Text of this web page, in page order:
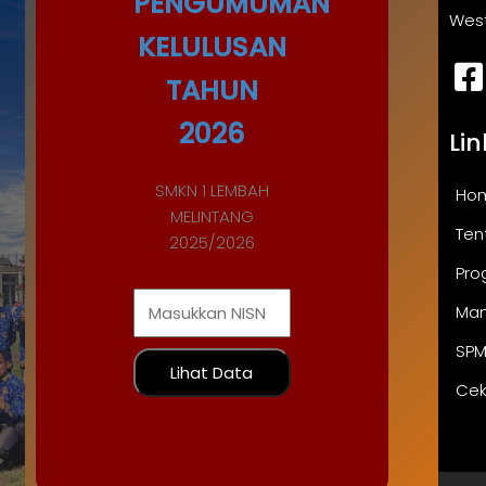
KELULUSAN
TAHUN
2026
SMKN 1 LEMBAH
MELINTANG
2025/2026
Lihat Data